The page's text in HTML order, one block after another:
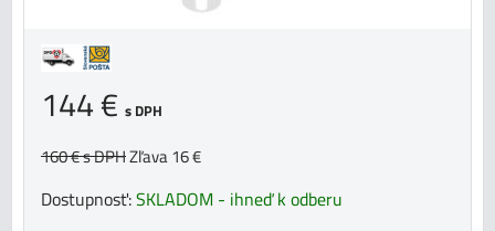
144 € s DPH
160 €s DPHZľava 16 €
Dostupnosť:SKLADOM - ihneď k odberu